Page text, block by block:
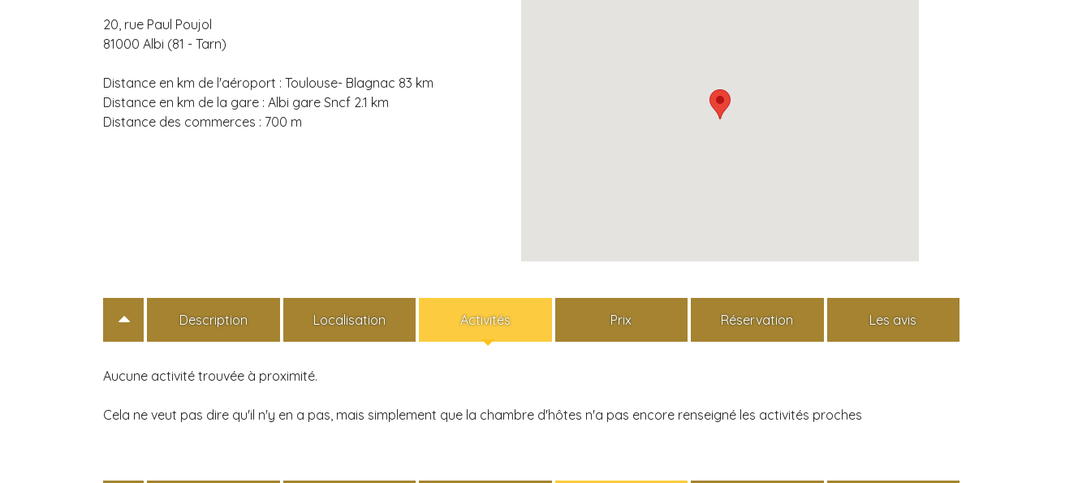
20, rue Paul Poujol
81000 Albi (81 - Tarn)
Distance en km de l'aéroport : Toulouse- Blagnac 83 km
Distance en km de la gare : Albi gare Sncf 2.1 km
Distance des commerces : 700 m
Description Localisation Activités Prix Réservation Les avis
Aucune activité trouvée à proximité.
Cela ne veut pas dire qu'il n'y en a pas, mais simplement que la chambre d'hôtes n'a pas encore renseigné les activités proches